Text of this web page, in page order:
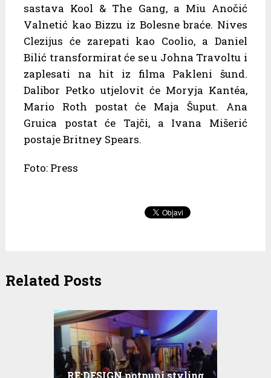
sastava Kool & The Gang, a Miu Anočić
Valnetić kao Bizzu iz Bolesne braće. Nives
Clezijus će zarepati kao Coolio, a Daniel
Bilić transformirat će se u Johna Travoltu i
zaplesati na hit iz filma Pakleni šund.
Dalibor Petko utjelovit će Moryja Kantéa,
Mario Roth postat će Maja Šuput. Ana
Gruica postat će Tajči, a Ivana Mišerić
postaje Britney Spears.
Foto: Press
Related Posts
RE:DESIGN potpuni styling